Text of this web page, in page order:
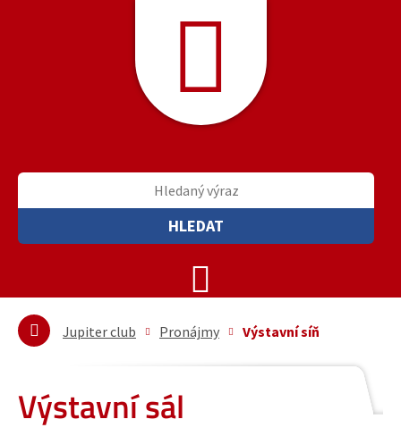
HLEDAT
Jupiter club Pronájmy Výstavní síň
Výstavní sál